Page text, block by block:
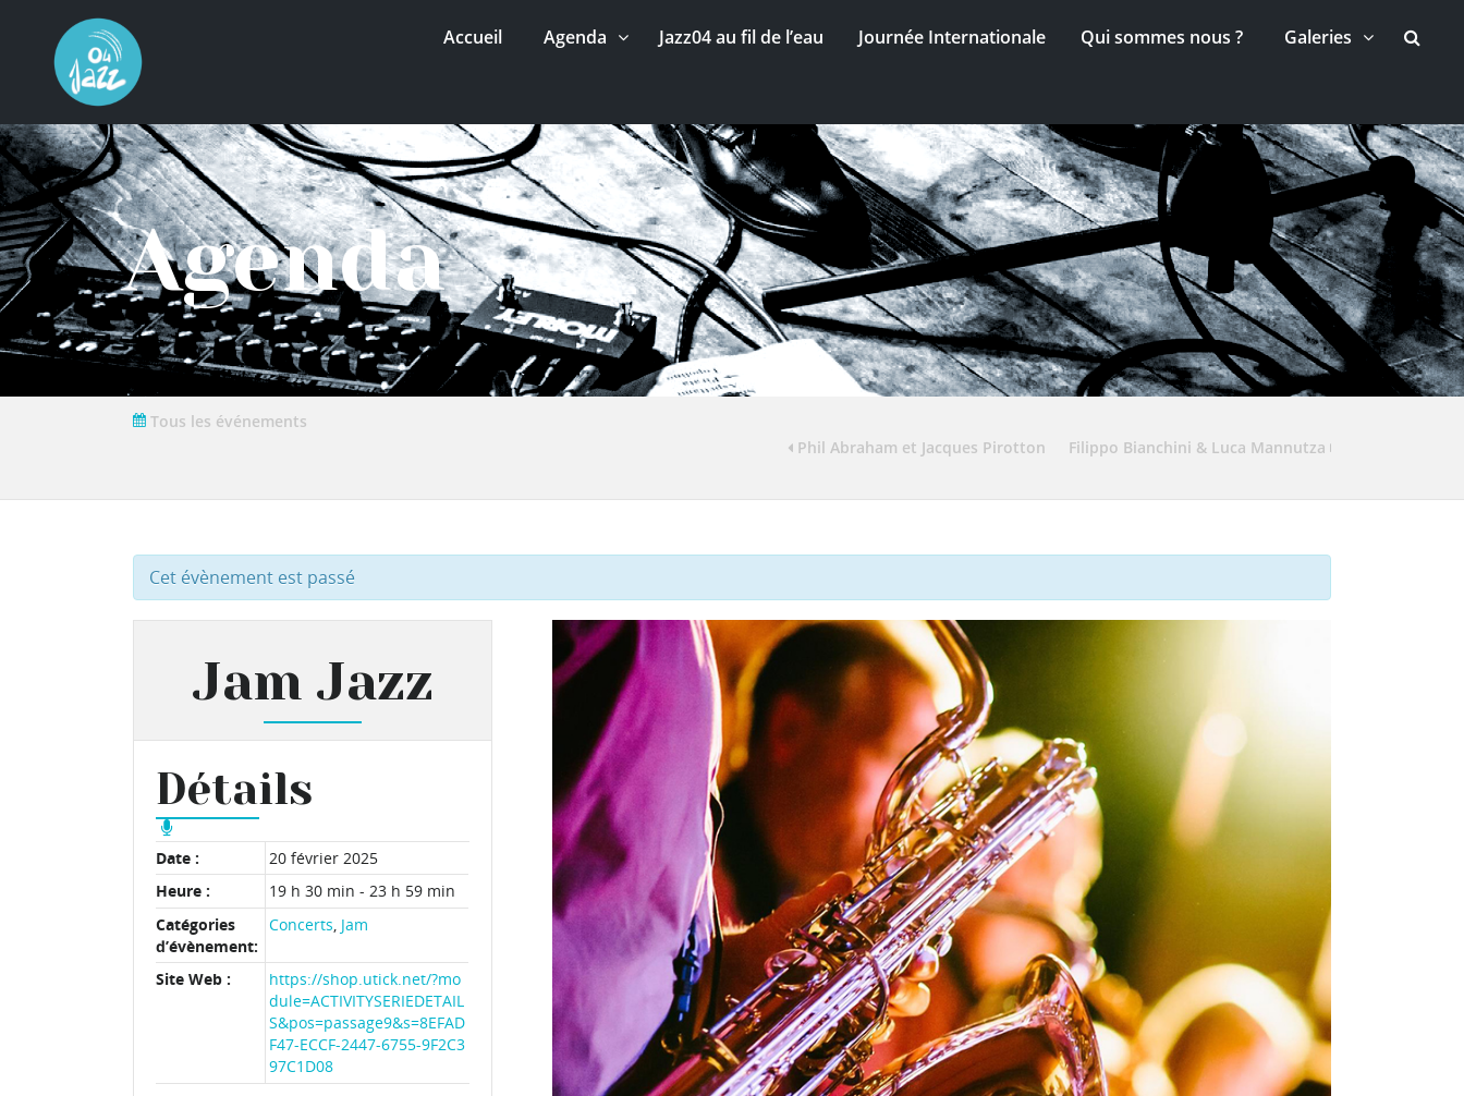
Accueil Agenda Jazz04 au fil de l’eau Journée Internationale Qui sommes nous ? Galeries
Agenda
Tous les événements
Phil Abraham et Jacques Pirotton
Filippo Bianchini & Luca Mannutza
Cet évènement est passé
Jam Jazz
Détails
Date :
20 février 2025
Heure :
19 h 30 min - 23 h 59 min
Catégories
d’évènement:
Concerts Jam
Site Web :
https://shop.utick.net/?mo
dule=ACTIVITYSERIEDETAIL
S&pos=passage9&s=8EFAD
F47-ECCF-2447-6755-9F2C3
97C1D08